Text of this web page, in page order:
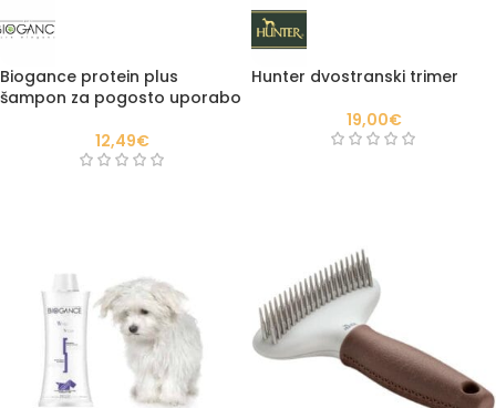
Biogance protein plus
šampon za pogosto uporabo
12,49€
Hunter dvostranski trimer
19,00€